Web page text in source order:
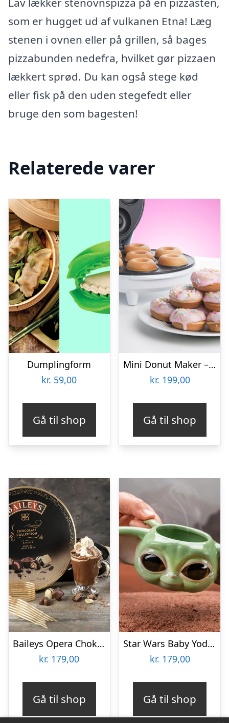
som er hugget ud af vulkanen Etna! Læg
stenen i ovnen eller på grillen, så bages
pizzabunden nedefra, hvilket gør pizzaen
lækkert sprød. Du kan også stege kød
eller fisk på den uden stegefedt eller
bruge den som bagesten!
Relaterede varer
Dumplingform
kr. 59,00
Gå til shop
Mini Donut Maker – KitchPro
kr. 199,00
Gå til shop
Baileys Opera Chokoladeæske
kr. 179,00
Gå til shop
Star Wars Baby Yoda Krus
kr. 179,00
Gå til shop